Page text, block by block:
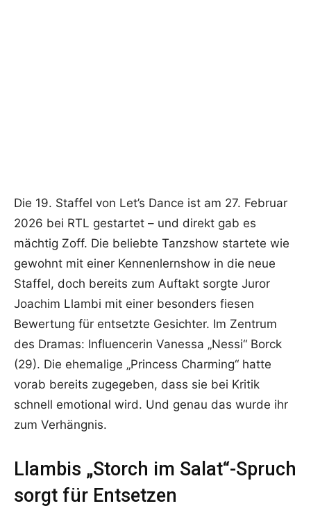
Die 19. Staffel von Let’s Dance ist am 27. Februar
2026 bei RTL gestartet – und direkt gab es
mächtig Zoff. Die beliebte Tanzshow startete wie
gewohnt mit einer Kennenlernshow in die neue
Staffel, doch bereits zum Auftakt sorgte Juror
Joachim Llambi mit einer besonders fiesen
Bewertung für entsetzte Gesichter. Im Zentrum
des Dramas: Influencerin Vanessa „Nessi“ Borck
(29). Die ehemalige „Princess Charming“ hatte
vorab bereits zugegeben, dass sie bei Kritik
schnell emotional wird. Und genau das wurde ihr
zum Verhängnis.
Llambis „Storch im Salat“-Spruch
sorgt für Entsetzen